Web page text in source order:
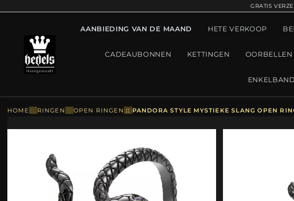
GRATIS
AANBIEDING VAN DE MAAND HETE VERKOOP
CADEAUBONNEN KETTINGEN OORBELLEN
HOME :: RINGEN :: OPEN RINGEN :: PANDORA STYLE MYSTIEKE SLANG OPEN